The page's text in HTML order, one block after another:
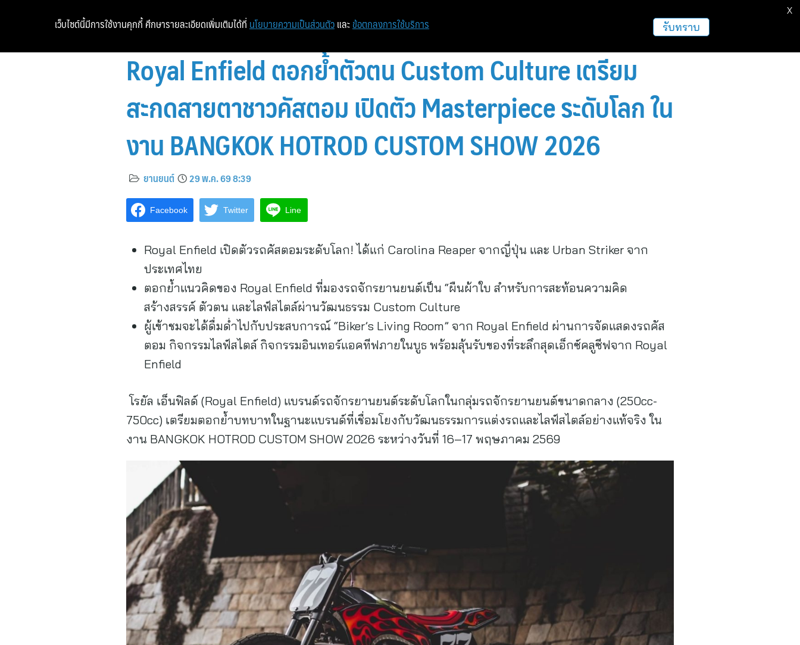
หน้าแรก ท่องเที่ยว ฝากข่าวประชาสัมพันธ์
Royal Enfield ตอกย้ำตัวตน Custom Culture เตรียม
สะกดสายตาชาวคัสตอม เปิดตัว Masterpiece ระดับโลก ใน
งาน BANGKOK HOTROD CUSTOM SHOW 2026
ยานยนต์ 29 พ.ค. 69 8:39
Facebook Twitter Line
Royal Enfield เปิดตัวรถคัสตอมระดับโลก! ได้แก่ Carolina Reaper จากญี่ปุ่น และ Urban Striker จาก
ประเทศไทย
ตอกย้ำแนวคิดของ Royal Enfield ที่มองรถจักรยานยนต์เป็น “ผืนผ้าใบ สำหรับการสะท้อนความคิด
สร้างสรรค์ ตัวตน และไลฟ์สไตล์ผ่านวัฒนธรรม Custom Culture
ผู้เข้าชมจะได้ดื่มด่ำไปกับประสบการณ์ “Biker’s Living Room” จาก Royal Enfield ผ่านการจัดแสดงรถคัส
ตอม กิจกรรมไลฟ์สไตล์ กิจกรรมอินเทอร์แอคทีฟภายในบูธ พร้อมลุ้นรับของที่ระลึกสุดเอ็กซ์คลูซีฟจาก Royal
Enfield
โรยัล เอ็นฟิลด์ (Royal Enfield) แบรนด์รถจักรยานยนต์ระดับโลกในกลุ่มรถจักรยานยนต์ขนาดกลาง (250cc-
750cc) เตรียมตอกย้ำบทบาทในฐานะแบรนด์ที่เชื่อมโยงกับวัฒนธรรมการแต่งรถและไลฟ์สไตล์อย่างแท้จริง ใน
งาน BANGKOK HOTROD CUSTOM SHOW 2026 ระหว่างวันที่ 16–17 พฤษภาคม 2569
เว็บไซต์นี้มีการใช้งานคุกกี้ ศึกษารายละเอียดเพิ่มเติมได้ที่ นโยบายความเป็นส่วนตัว และ ข้อตกลงการใช้บริการ รับทราบ
X